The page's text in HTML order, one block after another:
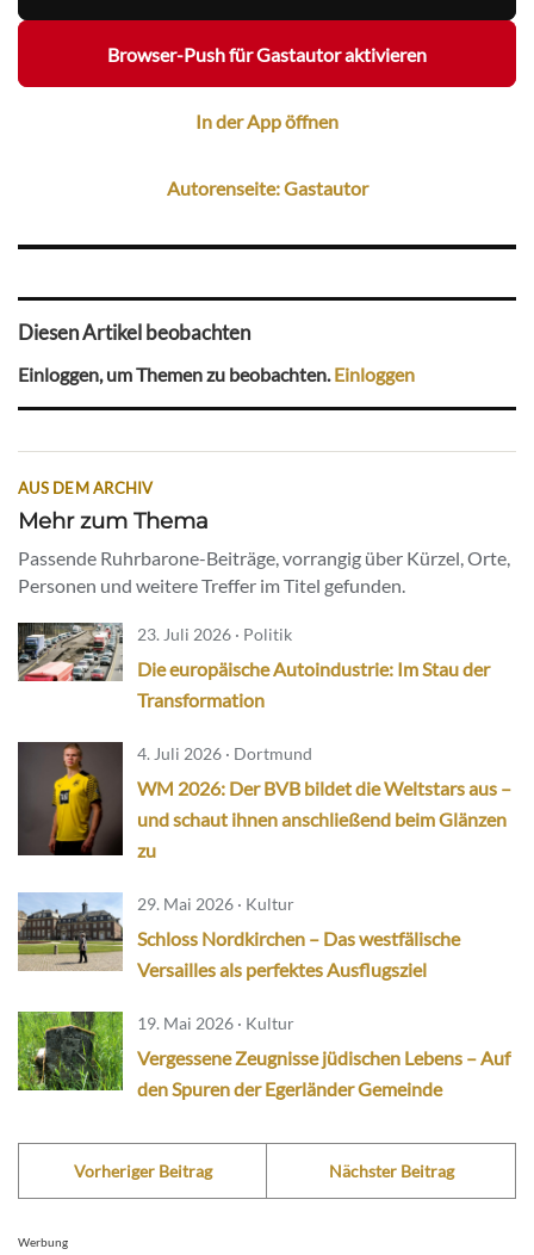
Browser-Push für Gastautor aktivieren
In der App öffnen
Autorenseite: Gastautor
Diesen Artikel beobachten
Einloggen, um Themen zu beobachten.Einloggen
AUS DEM ARCHIV
Mehr zum Thema
Passende Ruhrbarone-Beiträge, vorrangig über Kürzel, Orte,
Personen und weitere Treffer im Titel gefunden.
23. Juli 2026 · Politik
Die europäische Autoindustrie: Im Stau der
Transformation
4. Juli 2026 · Dortmund
WM 2026: Der BVB bildet die Weltstars aus –
und schaut ihnen anschließend beim Glänzen
zu
29. Mai 2026 · Kultur
Schloss Nordkirchen – Das westfälische
Versailles als perfektes Ausflugsziel
19. Mai 2026 · Kultur
Vergessene Zeugnisse jüdischen Lebens – Auf
den Spuren der Egerländer Gemeinde
Vorheriger Beitrag Nächster Beitrag
Werbung